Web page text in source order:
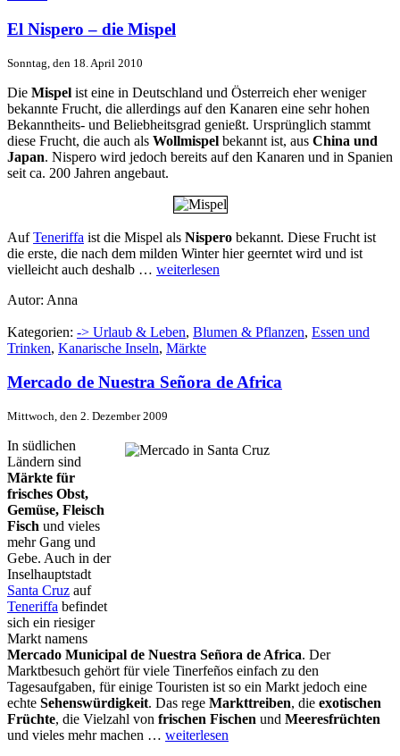
El Nispero – die Mispel
Sonntag, den 18. April 2010
Die Mispel ist eine in Deutschland und Österreich eher weniger
bekannte Frucht, die allerdings auf den Kanaren eine sehr hohen
Bekanntheits- und Beliebheitsgrad genießt. Ursprünglich stammt
diese Frucht, die auch als Wollmispel bekannt ist, aus China und
Japan. Nispero wird jedoch bereits auf den Kanaren und in Spanien
seit ca. 200 Jahren angebaut.
AufTeneriffa ist die Mispel als Nispero bekannt. Diese Frucht ist
die erste, die nach dem milden Winter hier geerntet wird und ist
vielleicht auch deshalb … weiterlesen
Autor: Anna
Kategorien: -> Urlaub & Leben, Blumen & Pflanzen, Essen und
Trinken, Kanarische Inseln, Märkte
Mercado de Nuestra Señora de Africa
Mittwoch, den 2. Dezember 2009
In südlichen
Ländern sind
Märkte für
frisches Obst,
Gemüse, Fleisch
Fisch und vieles
mehr Gang und
Gebe. Auch in der
Inselhauptstadt
Santa Cruz auf
Teneriffa befindet
sich ein riesiger
Markt namens
Mercado Municipal de Nuestra Señora de Africa. Der
Marktbesuch gehört für viele Tinerfeños einfach zu den
Tagesaufgaben, für einige Touristen ist so ein Markt jedoch eine
echte Sehenswürdigkeit. Das rege Markttreiben, die exotischen
Früchte, die Vielzahl von frischen Fischen und Meeresfrüchten
und vieles mehr machen … weiterlesen